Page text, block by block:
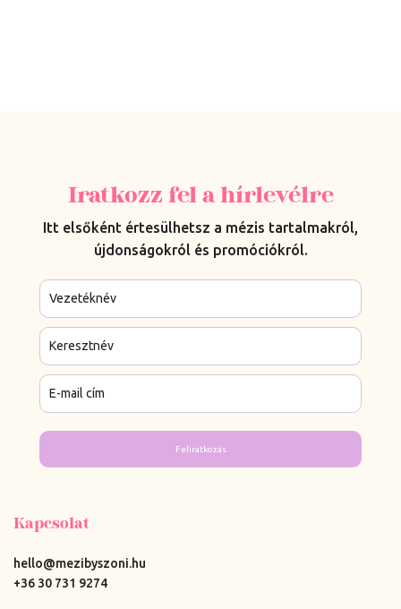
Iratkozz fel a hírlevélre
Itt elsőként értesülhetsz a mézis tartalmakról,
újdonságokról és promóciókról.
Feliratkozás
Kapcsolat
hello@mezibyszoni.hu
+36 30 731 9274